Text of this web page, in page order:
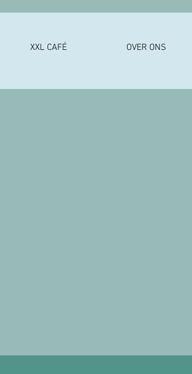
XXL CAFÉ OVER ONS